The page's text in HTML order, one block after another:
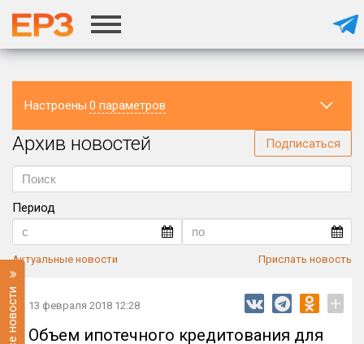
Настроены 0 параметров
Регион
Архив новостей Подписаться
Период
Актуальные новости Прислать новость
Все новости 13 февраля 2018 12:28 +
Объем ипотечного кредитования для